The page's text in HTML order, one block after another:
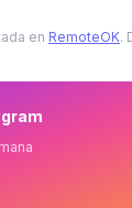
en RemoteOK.